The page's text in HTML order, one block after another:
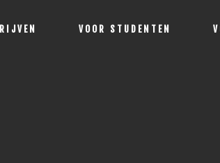
VOOR STUDENTEN